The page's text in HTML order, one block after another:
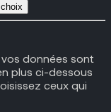
données sont
plus ci-dessous
ceux qui